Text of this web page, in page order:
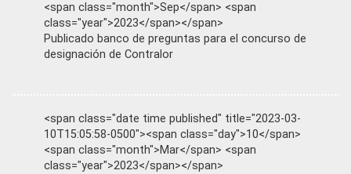
<span class="month">Sep</span> <span
class="year">2023</span></span>
Publicado banco de preguntas para el concurso de
designación de Contralor
<span class="date time published" title="2023-03-
10T15:05:58-0500"><span class="day">10</span>
<span class="month">Mar</span> <span
class="year">2023</span></span>